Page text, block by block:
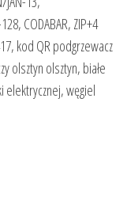
CODABAR, ZIP+4
kod QR podgrzewacz
olsztyn olsztyn, białe
elektrycznej, węgiel